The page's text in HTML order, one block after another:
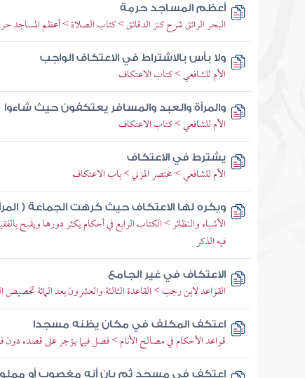
أعظم المساجد حرمة
البحر الرائق شرح كنز الدقائق > كتاب الصلاة > أعظم المساجد
ولا بأس بالاشتراط في الاعتكاف الواجب
الأم للشافعي > كتاب الاعتكاف
والمرأة والعبد والمسافر يعتكفون حيث شاءوا
الأم للشافعي > كتاب الاعتكاف
يشترط في الاعتكاف
الأم للشافعي > مختصر المزني > باب الاعتكاف
ويكره لها الاعتكاف حيث كرهت الجماعة (
الأشباه والنظائر > الكتاب الرابع في أحكام يكثر دورها ويقبح
فيه الذكر
الاعتكاف في غير الجامع
القواعد لابن رجب > القاعدة الثالثة والعشرون بعد المائة تخصيص
اعتكف المكلف في مكان يظنه مسجدا
قواعد الأحكام في مصالح الأنام > فصل فيما يؤجر على قصده دون
اعتكف في مسجد ثم بان أنه مغصوب أو